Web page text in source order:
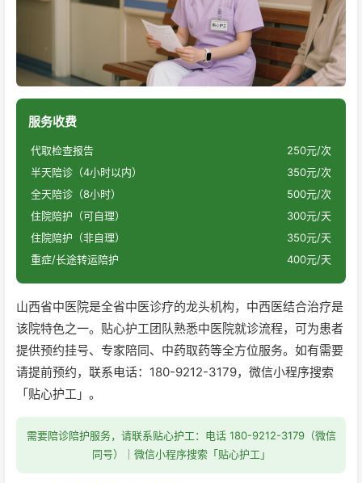
服务收费
代取检查报告
250元/次
半天陪诊（4小时以内）
350元/次
全天陪诊（8小时）
500元/次
住院陪护（可自理）
300元/天
住院陪护（非自理）
350元/天
重症/长途转运陪护
400元/天
山西省中医院是全省中医诊疗的龙头机构，中西医结合治疗是
该院特色之一。贴心护工团队熟悉中医院就诊流程，可为患者
提供预约挂号、专家陪同、中药取药等全方位服务。如有需要
请提前预约，联系电话：180-9212-3179，微信小程序搜索
「贴心护工」。
需要陪诊陪护服务，请联系贴心护工：电话 180-9212-3179（微信
同号）｜微信小程序搜索「贴心护工」